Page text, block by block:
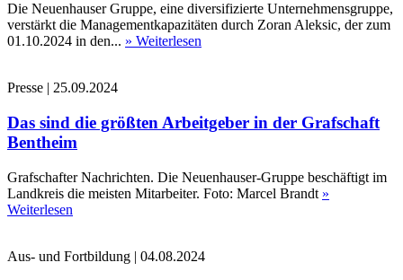
Die Neuenhauser Gruppe, eine diversifizierte Unternehmensgruppe,
verstärkt die Managementkapazitäten durch Zoran Aleksic, der zum
01.10.2024 in den... » Weiterlesen
Presse | 25.09.2024
Das sind die größten Arbeitgeber in der Grafschaft
Bentheim
Grafschafter Nachrichten. Die Neuenhauser-Gruppe beschäftigt im
Landkreis die meisten Mitarbeiter. Foto: Marcel Brandt »
Weiterlesen
Aus- und Fortbildung | 04.08.2024